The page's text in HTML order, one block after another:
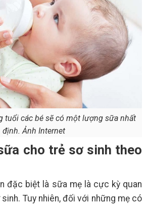
tuổi các bé sẽ có một lượng sữa nhất
định. Ảnh Internet
cho trẻ sơ sinh theo
đặc biệt là sữa mẹ là cực kỳ quan
Tuy nhiên, đối với những mẹ có